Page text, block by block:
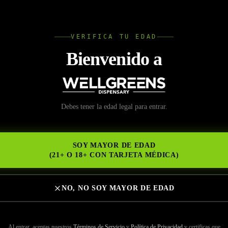
VERIFICA TU EDAD
Bienvenido a
Debes tener la edad legal para entrar.
SOY MAYOR DE EDAD
(21+ O 18+ CON TARJETA MÉDICA)
NO, NO SOY MAYOR DE EDAD
de Cannabis San
de Calidad y